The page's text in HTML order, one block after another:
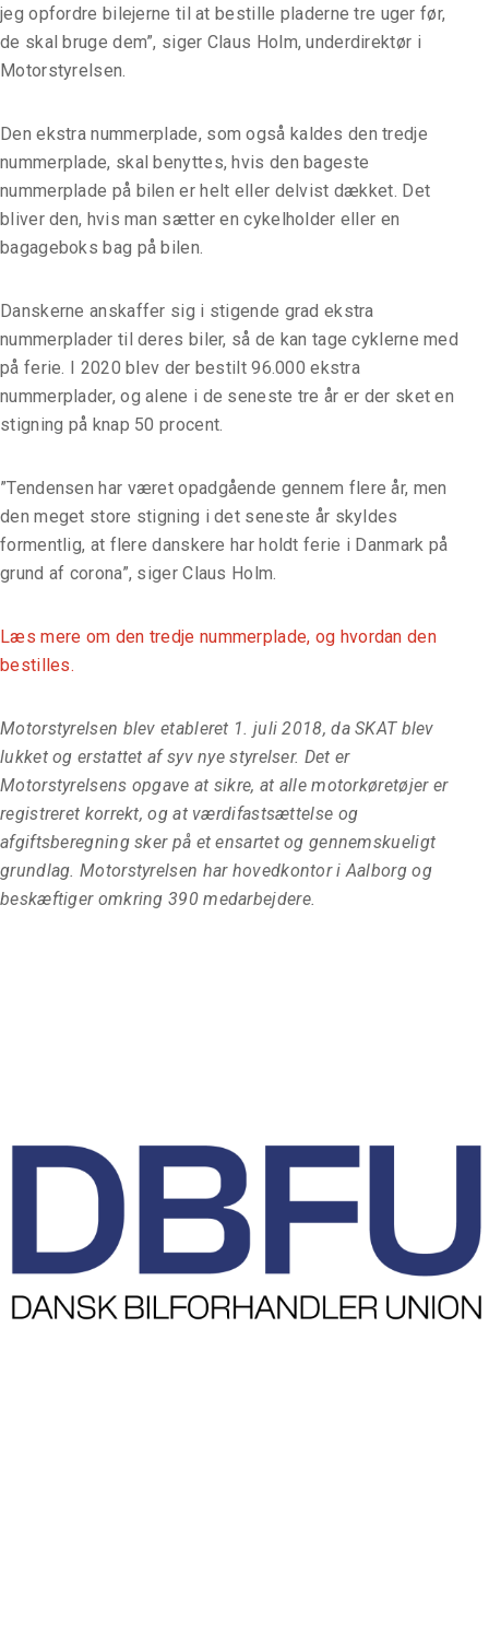
Denne hjemmeside bruger cookies
Vi bruger cookies til at tilpasse vores indhold og
annoncer, til at vise dig funktioner til sociale medier og til
at analysere vores trafik. Vi deler også oplysninger om
din brug af vores hjemmeside med vores partnere inden
Præferencer
Marketing
jeg opfordre bilejerne til at bestille pladerne tre uger før,
de skal bruge dem”, siger Claus Holm, underdirektør i
Motorstyrelsen.
Den ekstra nummerplade, som også kaldes den tredje
nummerplade, skal benyttes, hvis den bageste
nummerplade på bilen er helt eller delvist dækket. Det
bliver den, hvis man sætter en cykelholder eller en
bagageboks bag på bilen.
Danskerne anskaffer sig i stigende grad ekstra
nummerplader til deres biler, så de kan tage cyklerne med
på ferie. I 2020 blev der bestilt 96.000 ekstra
nummerplader, og alene i de seneste tre år er der sket en
stigning på knap 50 procent.
”Tendensen har været opadgående gennem flere år, men
den meget store stigning i det seneste år skyldes
formentlig, at flere danskere har holdt ferie i Danmark på
grund af corona”, siger Claus Holm.
Læs mere om den tredje nummerplade, og hvordan den
bestilles.
Motorstyrelsen blev etableret 1. juli 2018, da SKAT blev
lukket og erstattet af syv nye styrelser. Det er
Motorstyrelsens opgave at sikre, at alle motorkøretøjer er
registreret korrekt, og at værdifastsættelse og
afgiftsberegning sker på et ensartet og gennemskueligt
grundlag. Motorstyrelsen har hovedkontor i Aalborg og
beskæftiger omkring 390 medarbejdere.